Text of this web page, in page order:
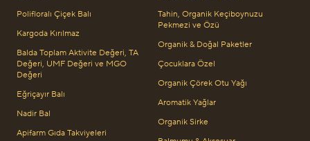
Polifloralı Çiçek Balı
Kargoda Kırılmaz
Balda Toplam Aktivite Değeri, TA
Değeri, UMF Değeri ve MGO
Değeri
Eğriçayır Balı
Nadir Bal
Apifarm Gıda Takviyeleri
Tahin, Organik Keçiboynuzu
Pekmezi ve Özü
Organik & Doğal Paketler
Çocuklara Özel
Organik Çörek Otu Yağı
Aromatik Yağlar
Organik Sirke